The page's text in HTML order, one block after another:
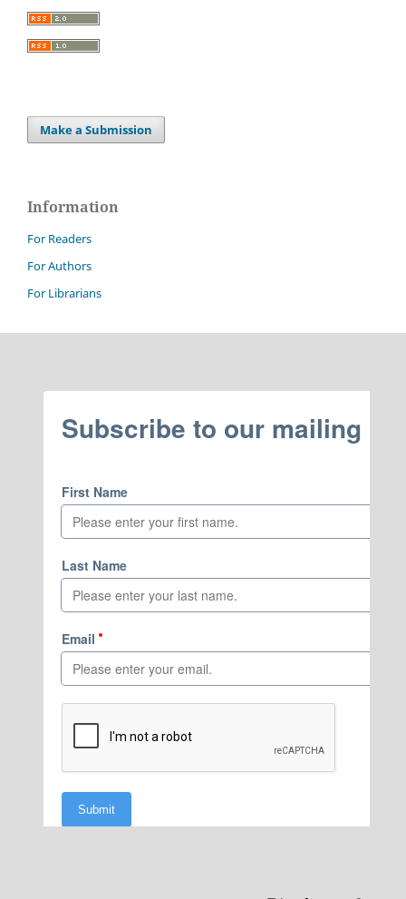
Make a Submission
Information
For Readers
For Authors
For Librarians